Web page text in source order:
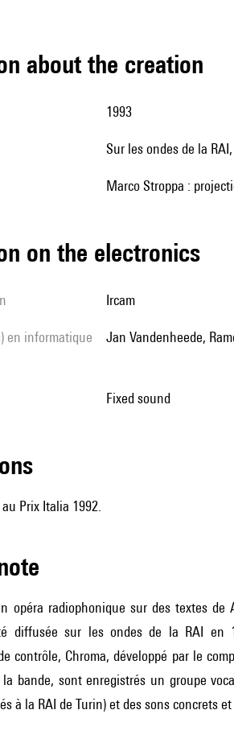
about the creation
1993
sur les ondes de la
Marco Stroppa :
on the electronics
Ircam
Jan Vandenheede,
fixed sound
Prix Italia 1992.
opéra radiophonique sur des textes
diffusée sur les ondes de la RAI en
contrôle, Chroma, développé par le
bande, sont enregistrés un groupe
à la RAI de Turin) et des sons concrets